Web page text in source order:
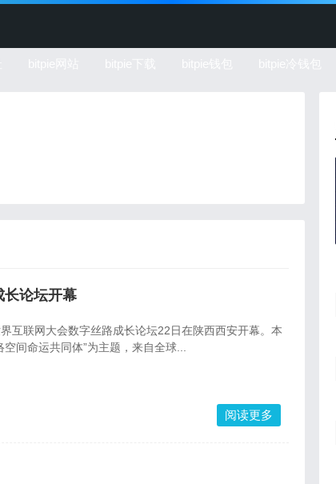
论坛开幕
互联网大会数字丝路成长论坛22日在陕西西安开幕。本
间命运共同体”为主题，来自全球...
阅读更多